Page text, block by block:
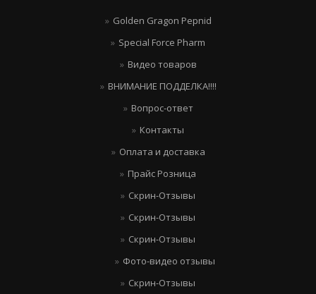
Golden Gragon Pepnid
Special Force Pharm
Видео товаров
ВНИМАНИЕ ПОДДЕЛКА!!!!
Вопрос-ответ
Контакты
Оплата и доставка
Прайс Розница
Скрин-Отзывы
Скрин-Отзывы
Скрин-Отзывы
Фото-видео отзывы
Скрин-Отзывы